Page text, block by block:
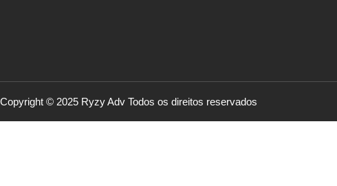
Copyright © 2025 Ryzy Adv Todos os direitos reservados